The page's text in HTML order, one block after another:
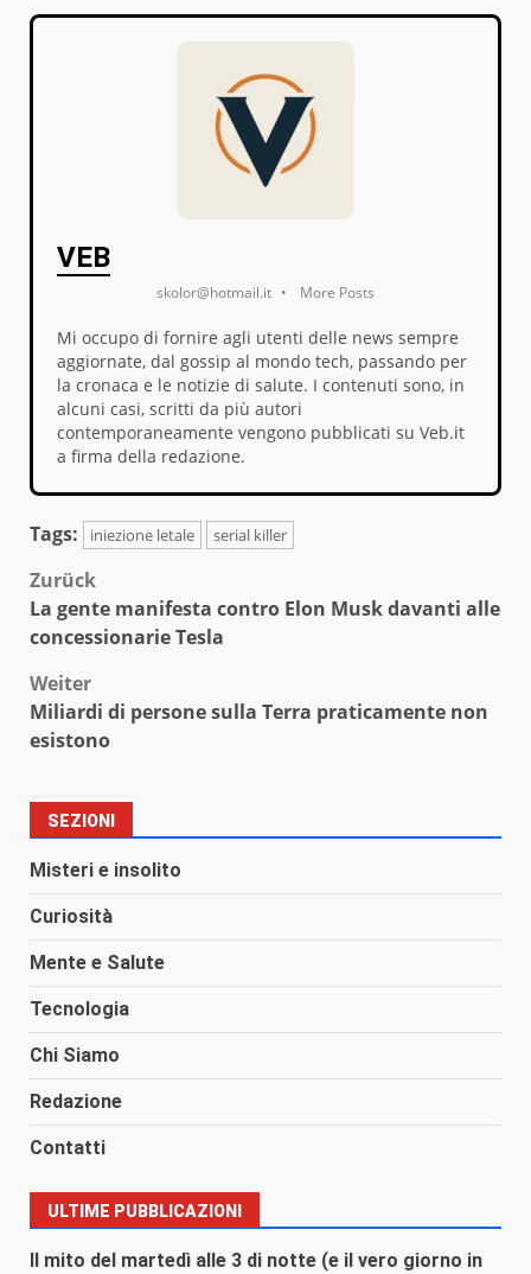
VEB
skolor@hotmail.it • More Posts
Mi occupo di fornire agli utenti delle news sempre
aggiornate, dal gossip al mondo tech, passando per
la cronaca e le notizie di salute. I contenuti sono, in
alcuni casi, scritti da più autori
contemporaneamente vengono pubblicati su Veb.it
a firma della redazione.
Tags: iniezione letale serial killer
Beitragsnavigation
Zurück
La gente manifesta contro Elon Musk davanti alle
concessionarie Tesla
Weiter
Miliardi di persone sulla Terra praticamente non
esistono
SEZIONI
Misteri e insolito
Curiosità
Mente e Salute
Tecnologia
Chi Siamo
Redazione
Contatti
ULTIME PUBBLICAZIONI
Il mito del martedì alle 3 di notte (e il vero giorno in